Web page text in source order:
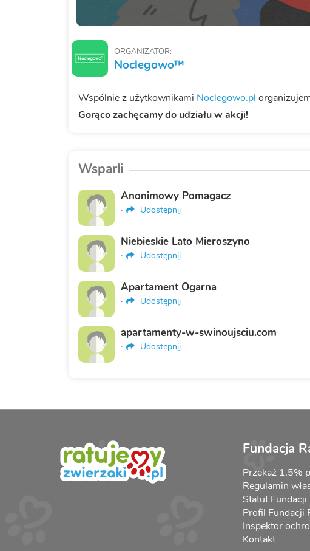
ORGANIZATOR:
Noclegowo™
Wspólnie z użytkownikami Noclegowo.pl
Gorąco zachęcamy do udziału w akcji!
Wsparli
Anonimowy Pomagacz
· Udostępnij
Niebieskie Lato Mieroszyno
· Udostępnij
Apartament Ogarna
· Udostępnij
apartamenty-w-swinoujsciu.com
· Udostępnij
Fundacja
Przekaż 1,5%
Regulamin
Statut Fundacji
Profil Fundacji
Inspektor
Kontakt